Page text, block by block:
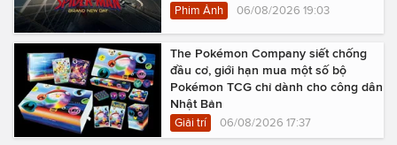
Phim Ảnh 06/08/2026 19:03
The Pokémon Company siết chống
đầu cơ, giới hạn mua một số bộ
Pokémon TCG chỉ dành cho công dân
Nhật Bản
Giải trí 06/08/2026 17:37